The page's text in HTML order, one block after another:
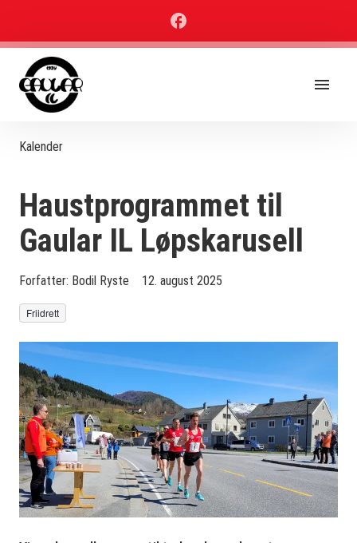
Kalender
Haustprogrammet til
Gaular IL Løpskarusell
Forfatter: Bodil Ryste 12. august 2025
Friidrett